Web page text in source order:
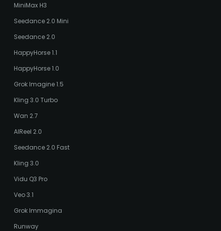
MiniMax H3
Seedance 2.0 Mini
Seedance 2.0
HappyHorse 1.1
HappyHorse 1.0
Grok Imagine 1.5
Kling 3.0 Turbo
Wan 2.7
AIReel 2.0
Seedance 2.0 Fast
Kling 3.0
Vidu Q3 Pro
Veo 3.1
Grok Immagina
Runway